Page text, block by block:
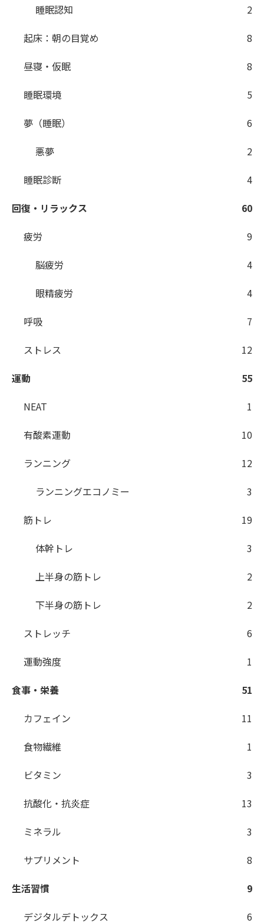
睡眠認知
2
起床：朝の目覚め
8
昼寝・仮眠
8
睡眠環境
5
夢（睡眠）
6
悪夢
2
睡眠診断
4
回復・リラックス
60
疲労
9
脳疲労
4
眼精疲労
4
呼吸
7
ストレス
12
運動
55
NEAT
1
有酸素運動
10
ランニング
12
ランニングエコノミー
3
筋トレ
19
体幹トレ
3
上半身の筋トレ
2
下半身の筋トレ
2
ストレッチ
6
運動強度
1
食事・栄養
51
カフェイン
11
食物繊維
1
ビタミン
3
抗酸化・抗炎症
13
ミネラル
3
サプリメント
8
生活習慣
9
デジタルデトックス
6